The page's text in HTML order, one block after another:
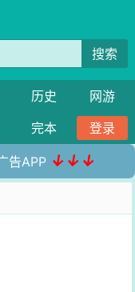
搜索
历史
网游
完本 登录
告APP ↓↓↓